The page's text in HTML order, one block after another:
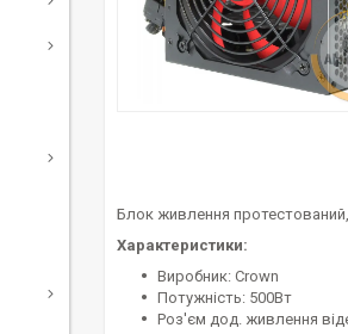
Блок живлення
Характеристики:
Виробник: Crown
Потужність: 500Вт
Роз'єм дод. живлення